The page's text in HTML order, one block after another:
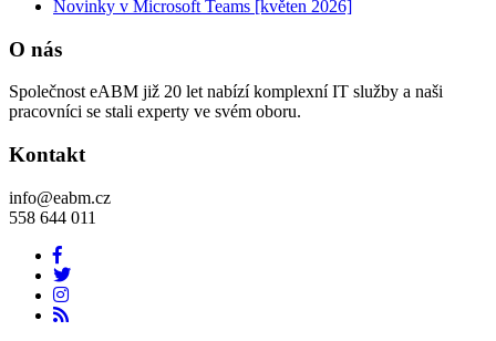
Novinky v Microsoft Teams [květen 2026]
O nás
Společnost eABM již 20 let nabízí komplexní IT služby a naši
pracovníci se stali experty ve svém oboru.
Kontakt
info@eabm.cz
558 644 011